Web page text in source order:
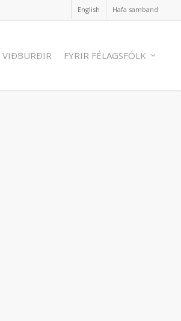
English Hafa samband
VIÐBURÐIR FYRIR FÉLAGSFÓLK